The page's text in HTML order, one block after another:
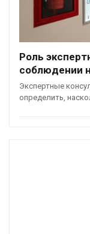
Роль
соблюдении
Экспертные
определить,